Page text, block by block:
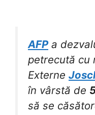
AFPa
petrecută cu
Externe
în vârstă de
să se